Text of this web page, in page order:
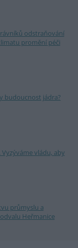
odstraňování
promění péči
budoucnost jádra?
vládu, aby
průmyslu a
Heřmanice